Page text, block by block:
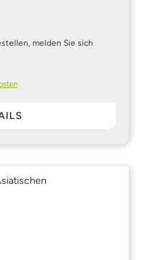
melden Sie sich